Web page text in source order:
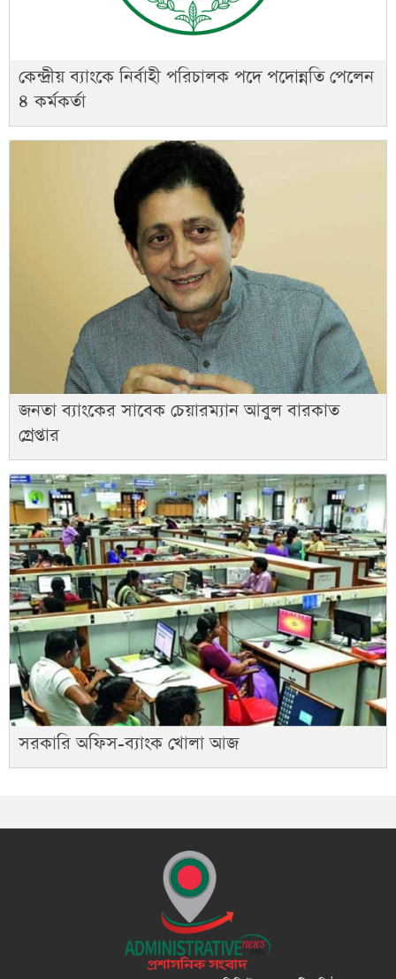
কেন্দ্রীয় ব্যাংকে নির্বাহী পরিচালক পদে পদোন্নতি পেলেন
৪ কর্মকর্তা
জনতা ব্যাংকের সাবেক চেয়ারম্যান আবুল বারকাত
গ্রেপ্তার
সরকারি অফিস-ব্যাংক খোলা আজ